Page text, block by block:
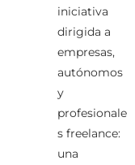
iniciativa
dirigida a
empresas,
autónomos
y
profesionale
s freelance:
una